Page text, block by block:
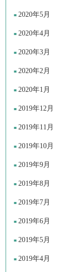
2020年5月
2020年4月
2020年3月
2020年2月
2020年1月
2019年12月
2019年11月
2019年10月
2019年9月
2019年8月
2019年7月
2019年6月
2019年5月
2019年4月